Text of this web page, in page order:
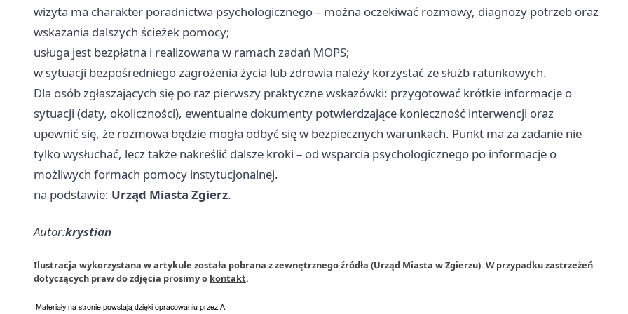
wizyta ma charakter poradnictwa psychologicznego – można oczekiwać rozmowy, diagnozy potrzeb oraz
wskazania dalszych ścieżek pomocy;
usługa jest bezpłatna i realizowana w ramach zadań MOPS;
w sytuacji bezpośredniego zagrożenia życia lub zdrowia należy korzystać ze służb ratunkowych.
Dla osób zgłaszających się po raz pierwszy praktyczne wskazówki: przygotować krótkie informacje o
sytuacji (daty, okoliczności), ewentualne dokumenty potwierdzające konieczność interwencji oraz
upewnić się, że rozmowa będzie mogła odbyć się w bezpiecznych warunkach. Punkt ma za zadanie nie
tylko wysłuchać, lecz także nakreślić dalsze kroki – od wsparcia psychologicznego po informacje o
możliwych formach pomocy instytucjonalnej.
na podstawie: Urząd Miasta Zgierz.
Autor:krystian
Ilustracja wykorzystana w artykule została pobrana z zewnętrznego źródła (Urząd Miasta w Zgierzu). W przypadku zastrzeżeń
dotyczących praw do zdjęcia prosimy o kontakt.